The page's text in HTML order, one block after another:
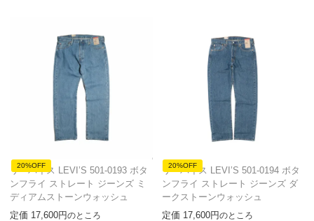
20%OFF
リーバイス LEVI’S 501-0193 ボタ
ンフライ ストレート ジーンズ ミ
ディアムストーンウォッシュ
定価 17,600 のところ
20%OFF
リーバイス LEVI’S 501-0194 ボタ
ンフライ ストレート ジーンズ ダ
ークストーンウォッシュ
定価 17,600 のところ